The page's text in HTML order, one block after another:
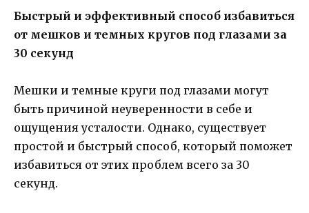
Быстрый и эффективный способ избавиться
от мешков и темных кругов под глазами за
30 секунд
Мешки и темные круги под глазами могут
быть причиной неуверенности в себе и
ощущения усталости. Однако, существует
простой и быстрый способ, который поможет
избавиться от этих проблем всего за 30
секунд.